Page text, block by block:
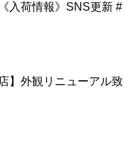
入荷情報》SNS更新 #
】外観リニューアル致